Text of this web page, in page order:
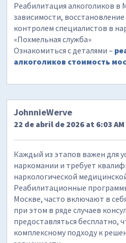
Реабилитация алкоголиков в
зависимости,
контролем специалистов в
«Похмельная служба»
Ознакомиться с деталями –
алкоголиков стоимость
JohnnieWerve
22 de abril de 2026 at 6:03 AM
Каждый из этапов важен для
наркомании и требует
наркологической
Реабилитационные
Москве, часто включают в
при этом в ряде случаев
предоставляться бесплатно,
комплексному подходу к